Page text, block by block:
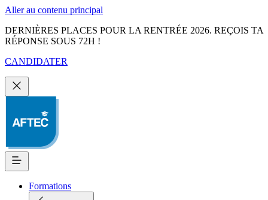
Aller au contenu principal
DERNIÈRES PLACES POUR LA RENTRÉE 2026. REÇOIS TA
RÉPONSE SOUS 72H !
CANDIDATER
Formations